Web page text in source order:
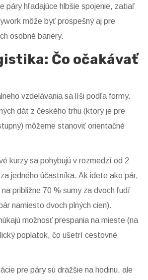
páry hľadajúce hlbšie spojenie, zatiaľ
môže byť prospešný aj pre
osobné bariéry.
Čo očakávať
vzdelávania sa líši podľa formy.
dát z českého trhu (ktorý je pre
môžeme stanoviť orientačné
kurzy sa pohybujú v rozmedzí od 2
jedného účastníka. Ak idete ako pár,
približne 70 % sumy za dvoch ľudí
namiesto dvoch plných cien).
možnosť prespania na mieste (na
poplatok, čo ušetrí cestovné
pre páry sú dražšie na hodinu, ale